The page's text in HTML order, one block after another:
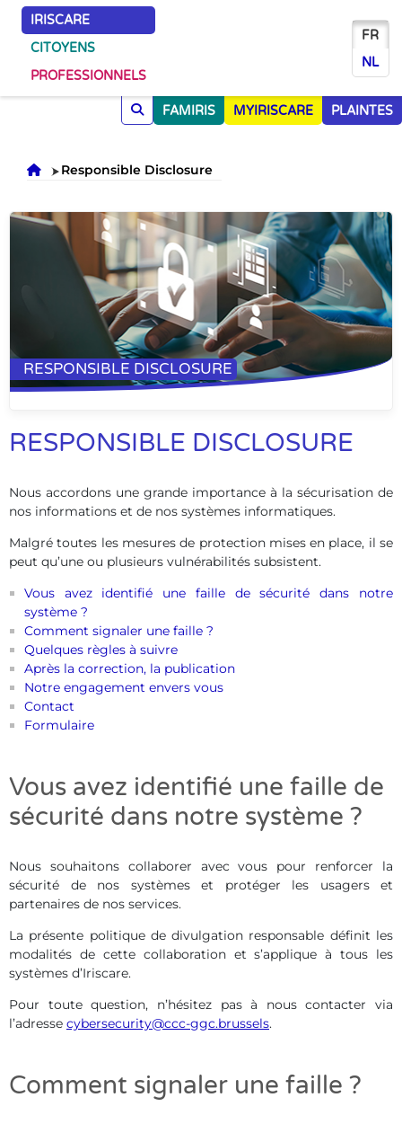
IRISCARE
CITOYENS
PROFESSIONNELS
FR
NL
FAMIRIS MYIRISCARE PLAINTES
AccueilResponsible Disclosure
RESPONSIBLE DISCLOSURE
RESPONSIBLE DISCLOSURE
Nous accordons une grande importance à la sécurisation de
nos informations et de nos systèmes informatiques.
Malgré toutes les mesures de protection mises en place, il se
peut qu’une ou plusieurs vulnérabilités subsistent.
Vous avez identifié une faille de sécurité dans notre
système ?
Comment signaler une faille ?
Quelques règles à suivre
Après la correction, la publication
Notre engagement envers vous
Contact
Formulaire
Vous avez identifié une faille de
sécurité dans notre système ?
Nous souhaitons collaborer avec vous pour renforcer la
sécurité de nos systèmes et protéger les usagers et
partenaires de nos services.
La présente politique de divulgation responsable définit les
modalités de cette collaboration et s’applique à tous les
systèmes d’Iriscare.
Pour toute question, n’hésitez pas à nous contacter via
l’adresse cybersecurity@ccc-ggc.brussels.
Comment signaler une faille ?